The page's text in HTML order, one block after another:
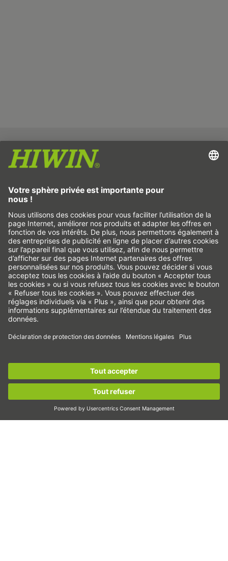
S’inscrire maintenant !
Empreinte
Protection des données
Non-responsabilité
Système d'alerte
Cookies
Axes linéaires & systèmes d’axes linéaires
Axes de précision & systèmes de précision
Actionneurs électriques
Tables rotatives
Servomoteurs
Guidages sur rail profilé
Vis à billes
Moteurs couples
Exposer